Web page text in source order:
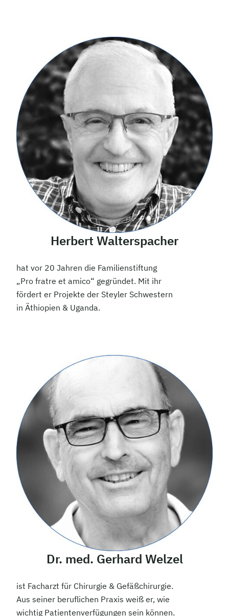
Herbert Walterspacher
hat vor 20 Jahren die Familienstiftung
„Pro fratre et amico“ gegründet. Mit ihr
fördert er Projekte der Steyler Schwestern
in Äthiopien & Uganda.
Dr. med. Gerhard Welzel
ist Facharzt für Chirurgie & Gefäßchirurgie.
Aus seiner beruflichen Praxis weiß er, wie
wichtig Patientenverfügungen sein können.